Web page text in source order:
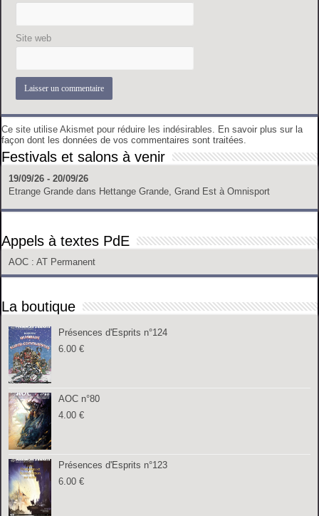
Site web
Ce site utilise Akismet pour réduire les indésirables.
En savoir plus sur la
façon dont les données de vos commentaires sont traitées
Festivals et salons à venir
19/09/26 - 20/09/26
Etrange Grande dans Hettange Grande, Grand Est à Omnisport
Appels à textes PdE
AOC : AT Permanent
La boutique
Présences d'Esprits n°124
6.00€
AOC n°80
4.00€
Présences d'Esprits n°123
6.00€